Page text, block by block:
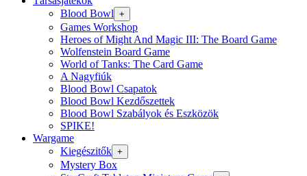
Blood Bowl +
Games Workshop
Heroes of Might And Magic III: The Board Game
Wolfenstein Board Game
World of Tanks: The Card Game
A Nagyfiúk
Blood Bowl Csapatok
Blood Bowl Kezdőszettek
Blood Bowl Szabályok és Eszközök
SPIKE!
Wargame
Kiegészitők +
Mystery Box